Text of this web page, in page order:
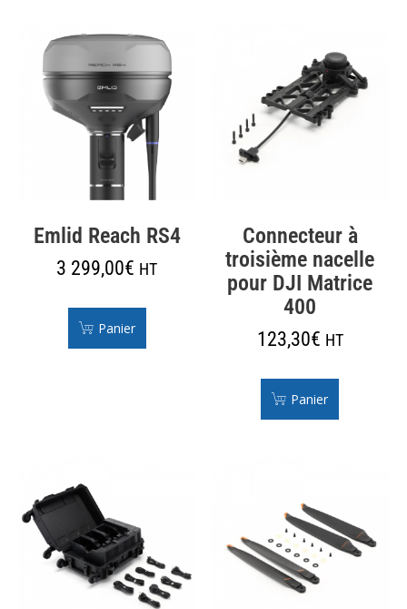
Emlid Reach RS4
3 299,00€ HT
Panier
Connecteur à
troisième nacelle
pour DJI Matrice
400
123,30€ HT
Panier